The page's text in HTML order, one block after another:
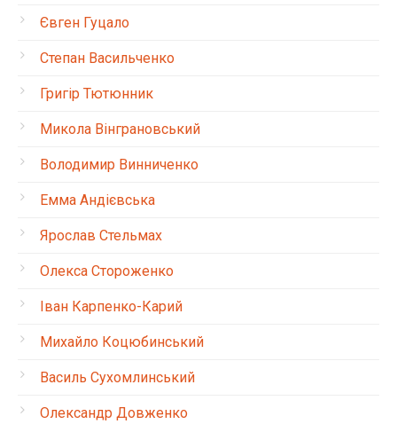
Євген Гуцало
Степан Васильченко
Григір Тютюнник
Микола Вінграновський
Володимир Винниченко
Емма Андієвська
Ярослав Стельмах
Олекса Стороженко
Іван Карпенко-Карий
Михайло Коцюбинський
Василь Сухомлинський
Олександр Довженко